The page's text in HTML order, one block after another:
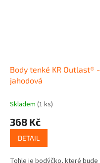
Body tenké KR Outlast® -
jahodová
Skladem (1 ks)
368 Kč
DETAIL
Tohle je bodýčko, které bude